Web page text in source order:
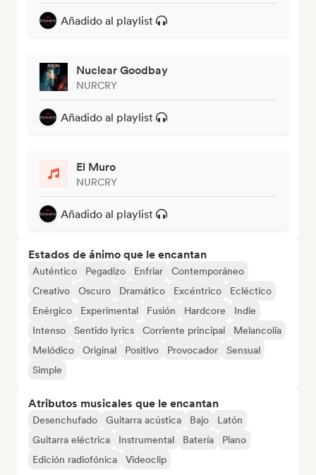
Añadido al playlist
Nuclear Goodbay
NURCRY
Añadido al playlist
El Muro
NURCRY
Añadido al playlist
Estados de ánimo que le encantan
Auténtico Pegadizo Enfriar
Contemporáneo
Creativo
Oscuro Dramático Excéntrico
Ecléctico
Enérgico
Experimental Fusión Hardcore
Indie
Intenso
Sentido lyrics Corriente principal
Melancolía
Melódico
Original Positivo Provocador
Sensual
Simple
Atributos musicales que le encantan
Desenchufado Guitarra acústica Bajo
Latón
Guitarra eléctrica
Instrumental Batería
Piano
Edición radiofónica
Videoclip